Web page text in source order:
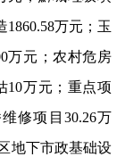
万元；玉
万元；农村危房
10万元；重点项
修项目30.26万
地下市政基础设